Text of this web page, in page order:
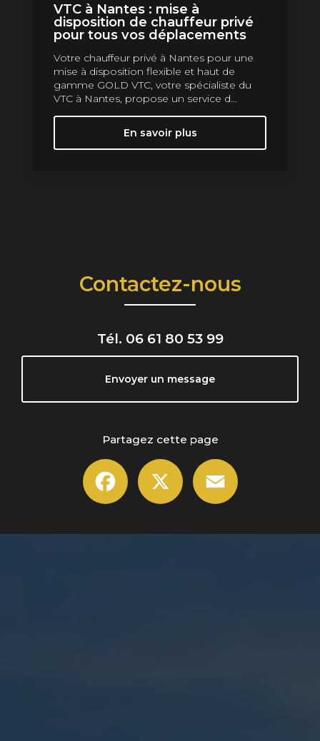
VTC à Nantes : mise à
disposition de chauffeur privé
pour tous vos déplacements
Votre chauffeur privé à Nantes pour une
mise à disposition flexible et haut de
gamme GOLD VTC, votre spécialiste du
VTC à Nantes, propose un service d...
En savoir plus
Contactez-nous
Tél. 06 61 80 53 99
Envoyer un message
Partagez cette page
Facebook